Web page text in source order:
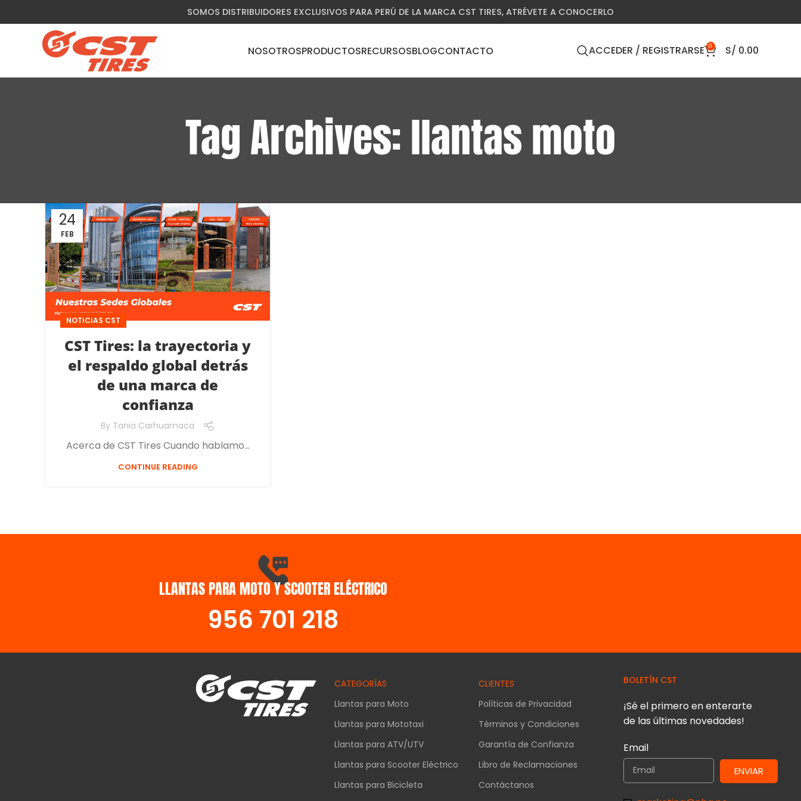
SOMOS DISTRIBUIDORES EXCLUSIVOS PARA PERÚ DE LA MARCA CST TIRES, ATRÉVETE A CONOCERLO
NOSOTROSPRODUCTOSRECURSOSBLOGCONTACTO ACCEDER / REGISTRARSE 0 S/ 0.00
Tag Archives: llantas moto
24
FEB
NOTICIAS CST
CST Tires: la trayectoria y
el respaldo global detrás
de una marca de
confianza
By Tania Carhuamaca
Acerca de CST Tires Cuando hablamo...
CONTINUE READING
LLANTAS PARA MOTO Y SCOOTER ELÉCTRICO
956 701 218
CATEGORÍAS
Llantas para Moto
Llantas para Mototaxi
Llantas para ATV/UTV
Llantas para Scooter Eléctrico
Llantas para Bicicleta
CLIENTES
Políticas de Privacidad
Términos y Condiciones
Garantía de Confianza
Libro de Reclamaciones
Contáctanos
BOLETÍN CST
¡Sé el primero en enterarte
de las últimas novedades!
Email
ENVIAR